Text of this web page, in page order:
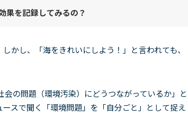
果を記録してみるの？
かし、「海をきれいにしよう！」と言われても、
の問題（環境汚染）にどうつながっているか」と
スで聞く「環境問題」を「自分ごと」として捉え